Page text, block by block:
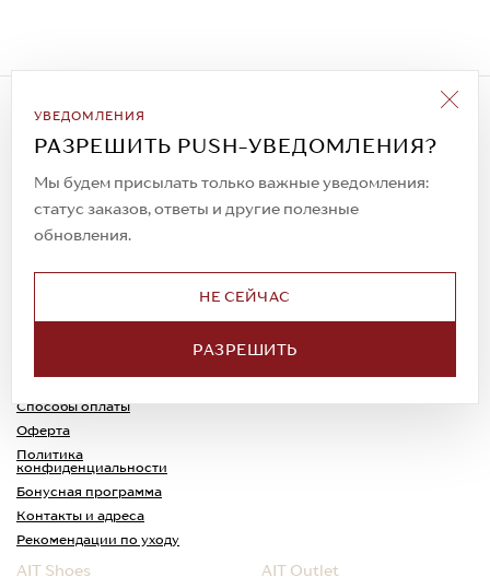
УВЕДОМЛЕНИЯ
РАЗРЕШИТЬ PUSH-УВЕДОМЛЕНИЯ?
Мы будем присылать только важные уведомления:
статус заказов, ответы и другие полезные
обновления.
НЕ СЕЙЧАС
РАЗРЕШИТЬ
Подписаться на рассылку
Всегда будьте в курсе новых акций и
спецпредложений!
© 2023. AIT Shoes
Все права защищены
Доставка
Способы оплаты
Оферта
Политика
конфиденциальности
Обмен и возврат
Каспи-Ред
Бонусная программа
Контакты и адреса
Рекомендации по уходу
AIT Shoes AIT Outlet